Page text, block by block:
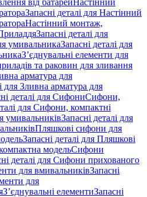
від батарейНастінний
Запасні деталі для Настінний
Настінний монтаж,
Запасні деталі для
умивальникаЗапасні деталі для
З’єднувальні елементи для
та раковин для зливання
арматура для
для Зливна арматура для
деталі для СифониСифони,
для Сифони, компактні
умивальниківЗапасні деталі для
Пляшкові сифони для
Запасні деталі для Пляшкові
модельСифони
деталі для Сифони прихованого
для вмивальниківЗапасні
для
З’єднувальні елементиЗапасні